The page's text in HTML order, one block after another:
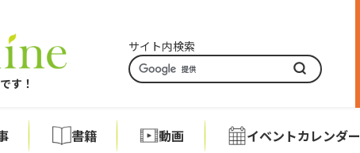
す！
サイト内検索
書籍 動画 イベントカレンダー